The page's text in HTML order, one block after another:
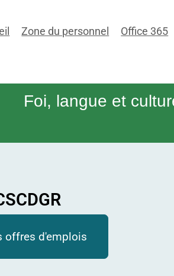
Zone du personnel Office 365
Foi, langue et
offres d'emplois